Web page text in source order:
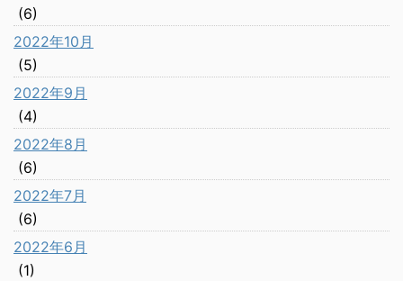
(6)
2022年10月
(5)
2022年9月
(4)
2022年8月
(6)
2022年7月
(6)
2022年6月
(1)